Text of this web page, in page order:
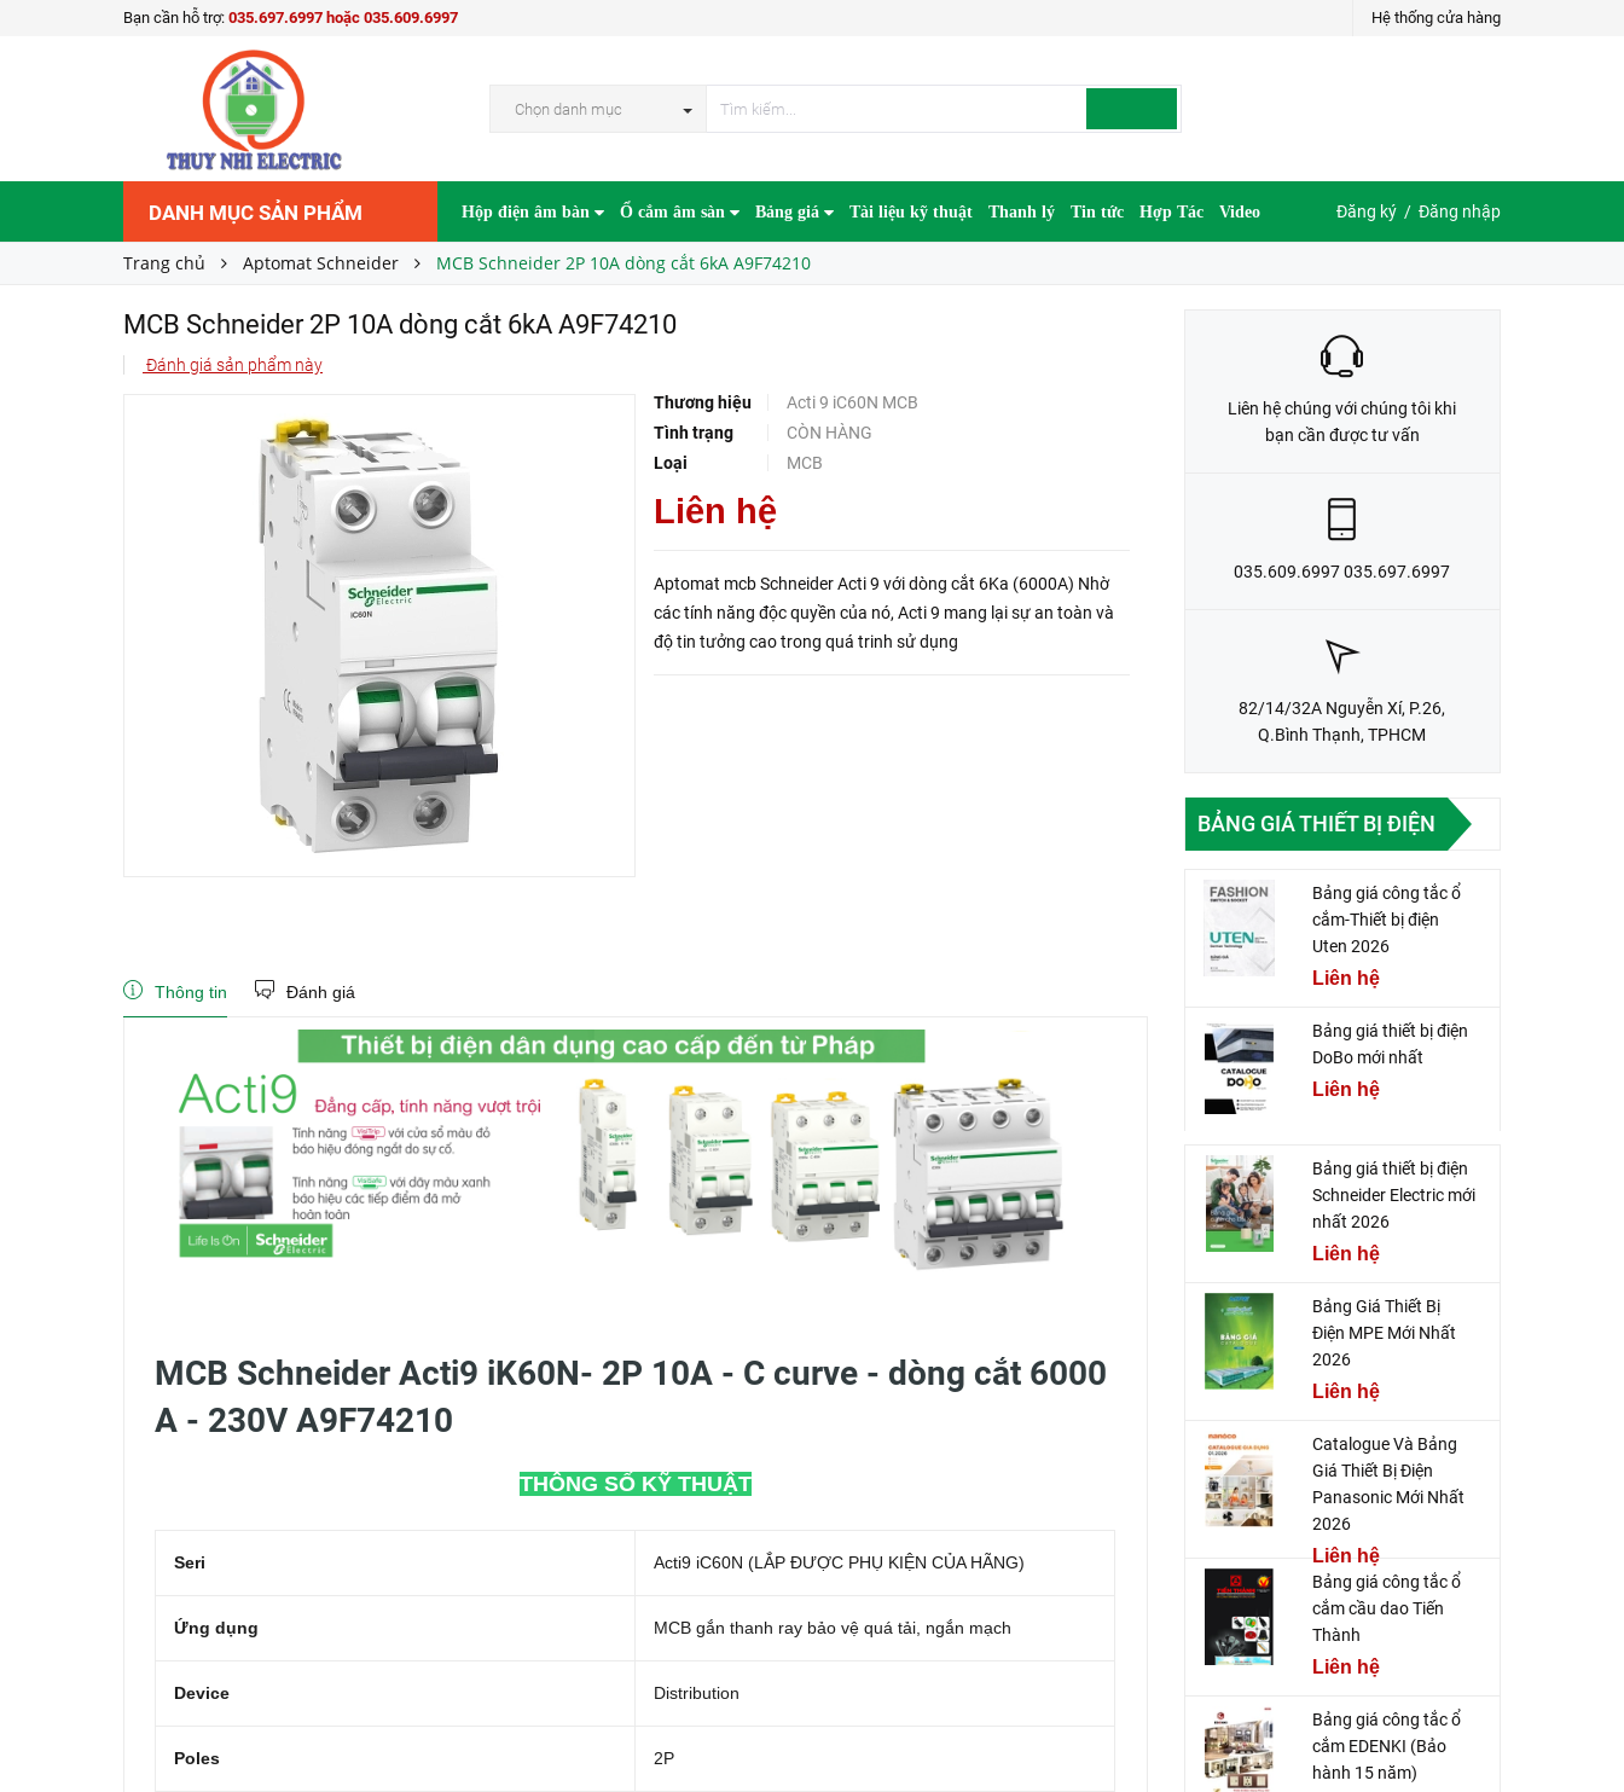
Bạn cần hỗ trợ: 035.697.6997 hoặc 035.609.6997 Hệ thống cửa hàng
Chọn danh mục
DANH MỤC SẢN PHẨM Hộp điện âm bàn Ổ cắm âm sàn Bảng giá Tài liệu kỹ thuật Thanh lý Tin tức Hợp Tác Video Đăng ký / Đăng nhập
Trang chủ Aptomat Schneider MCB Schneider 2P 10A dòng cắt 6kA A9F74210
MCB Schneider 2P 10A dòng cắt 6kA A9F74210
Đánh giá sản phẩm này
Thương hiệu
Acti 9 iC60N MCB
Tình trạng
CÒN HÀNG
Loại
MCB
Liên hệ
Aptomat mcb Schneider Acti 9 với dòng cắt 6Ka (6000A) Nhờ
các tính năng độc quyền của nó, Acti 9 mang lại sự an toàn và
độ tin tưởng cao trong quá trinh sử dụng
MCB Schneider 2P 10A dòng cắt 6kA A9F74210
Giá bán: Liên hệ
LIÊN HỆ ĐẶT HÀNG
Thông tin Đánh giá
MCB Schneider Acti9 iK60N- 2P 10A - C curve - dòng cắt 6000
A - 230V A9F74210
THÔNG SỐ KỸ THUẬT
Seri Acti9 iC60N (LẮP ĐƯỢC PHỤ KIỆN CỦA HÃNG)
Ứng dụng MCB gắn thanh ray bảo vệ quá tải, ngắn mạch
Device Distribution
Poles 2P
Liên hệ chúng với chúng tôi khi
bạn cần được tư vấn
035.609.6997 035.697.6997
82/14/32A Nguyễn Xí, P.26,
Q.Bình Thạnh, TPHCM
BẢNG GIÁ THIẾT BỊ ĐIỆN
Bảng giá công tắc ổ
cắm-Thiết bị điện
Uten 2026
Liên hệ
Bảng giá thiết bị điện
DoBo mới nhất
Liên hệ
Bảng giá thiết bị điện
Schneider Electric mới
nhất 2026
Liên hệ
Bảng Giá Thiết Bị
Điện MPE Mới Nhất
2026
Liên hệ
Catalogue Và Bảng
Giá Thiết Bị Điện
Panasonic Mới Nhất
2026
Liên hệ
Bảng giá công tắc ổ
cắm cầu dao Tiến
Thành
Liên hệ
Bảng giá công tắc ổ
cắm EDENKI (Bảo
hành 15 năm)